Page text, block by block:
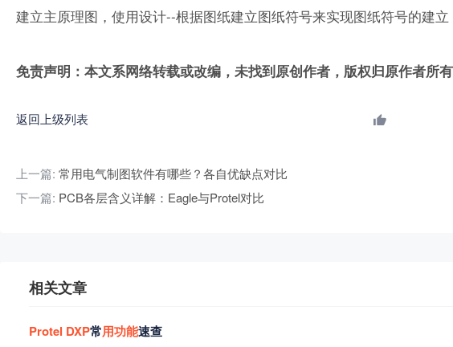
建立主原理图，使用设计--根据图纸建立图纸符号来实现图纸符号的建立
免责声明：本文系网络转载或改编，未找到原创作者，版权归原作者所
返回上级列表
上一篇: 常用电气制图软件有哪些？各自优缺点对比
下一篇: PCB各层含义详解：Eagle与Protel对比
相关文章
Protel DXP常用功能速查